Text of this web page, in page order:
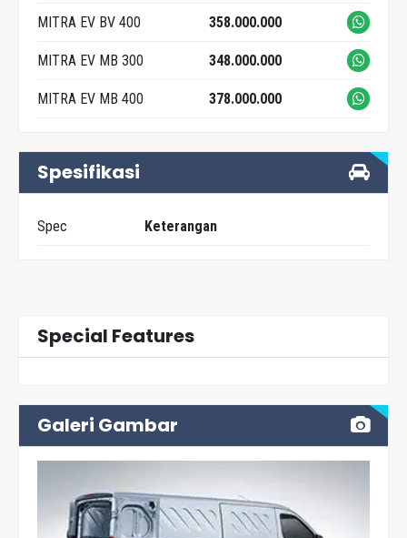
MITRA EV BV 400 358.000.000
MITRA EV MB 300 348.000.000
MITRA EV MB 400 378.000.000
Spesifikasi
Spec Keterangan
Special Features
Galeri Gambar